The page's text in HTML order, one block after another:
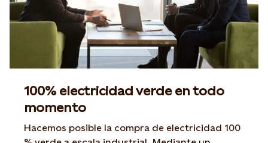
100% electricidad verde en todo
momento
Hacemos posible la compra de electricidad 100